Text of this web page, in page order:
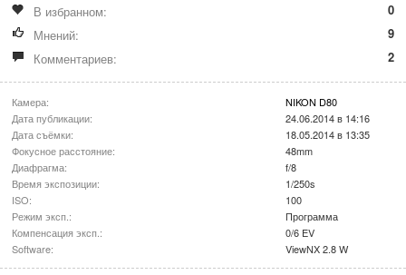
В избранном:
0
Мнений:
9
Комментариев:
2
Камера:
NIKON D80
Дата публикации:
24.06.2014 в 14:16
Дата съёмки:
18.05.2014 в 13:35
Фокусное расстояние:
48mm
Диафрагма:
f/8
Время экспозиции:
1/250s
ISO:
100
Режим эксп.:
Программа
Компенсация эксп.:
0/6 EV
Software:
ViewNX 2.8 W